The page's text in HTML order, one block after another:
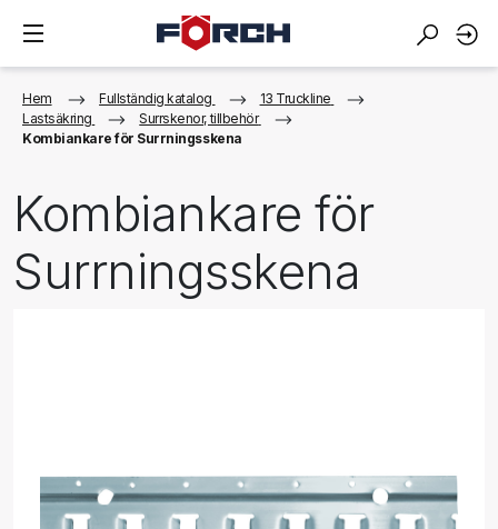
Hem Fullständig katalog
13 Truckline
Lastsäkring
Surrskenor, tillbehör
Kombiankare för Surrningsskena
Kombiankare för
Surrningsskena